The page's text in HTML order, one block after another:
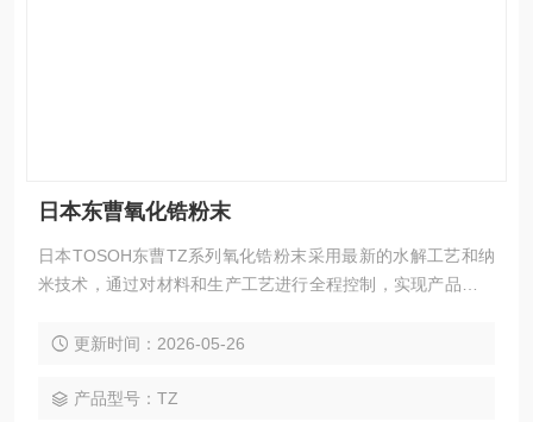
日本东曹氧化锆粉末
日本TOSOH东曹TZ系列氧化锆粉末采用最新的水解工艺和纳
米技术，通过对材料和生产工艺进行全程控制，实现产品的高
更新时间：2026-05-26
产品型号：TZ